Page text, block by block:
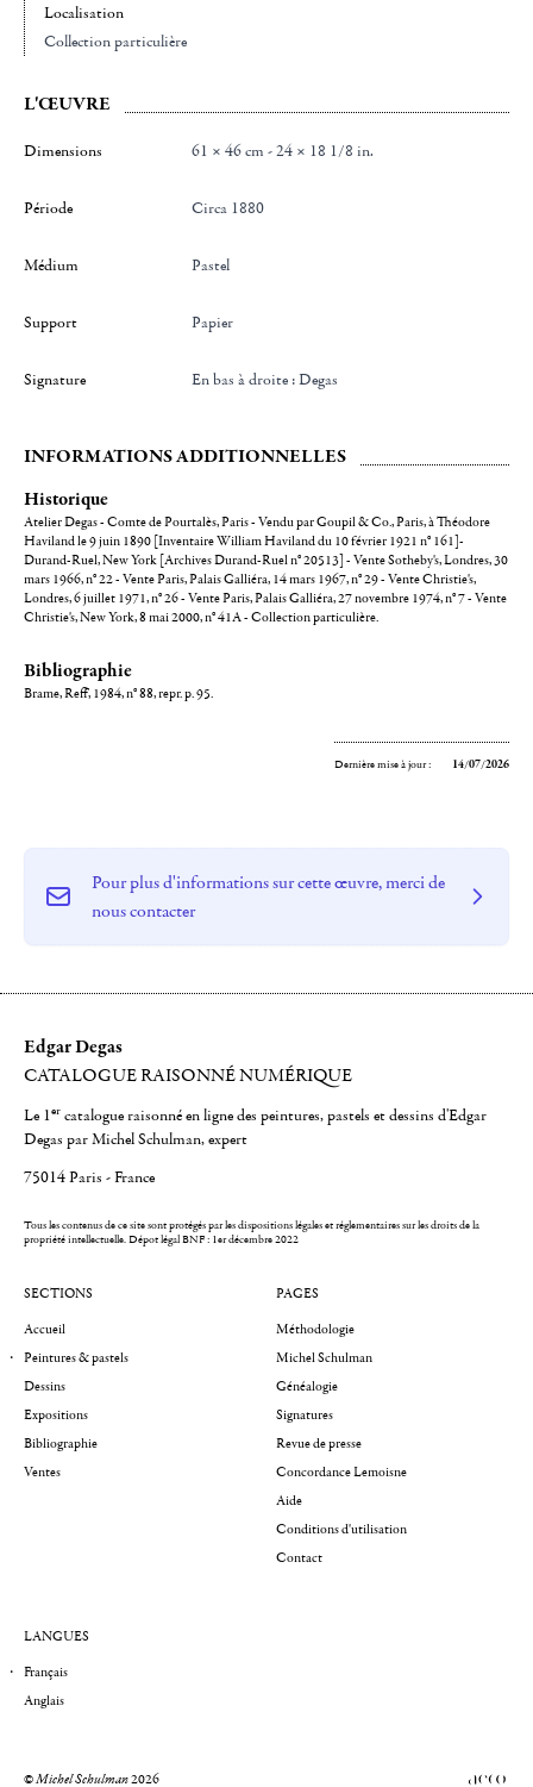
Localisation
Collection particulière
L'ŒUVRE
Dimensions 61 × 46 cm - 24 × 18 1/8 in.
Période Circa 1880
Médium Pastel
Support Papier
Signature en bas à droite : Degas
INFORMATIONS ADDITIONNELLES
Historique
Atelier Degas - Comte de Pourtalès, Paris - Vendu par Goupil & Co., Paris, à Théodore
Haviland le 9 juin 1890 [Inventaire William Haviland du 10 février 1921 n° 161]-
Durand-Ruel, New York [Archives Durand-Ruel n° 20513] - Vente Sotheby's, Londres, 30
mars 1966, n° 22 - Vente Paris, Palais Galliéra, 14 mars 1967, n° 29 - Vente Christie's,
Londres, 6 juillet 1971, n° 26 - Vente Paris, Palais Galliéra, 27 novembre 1974, n° 7 - Vente
Christie's, New York, 8 mai 2000, n° 41A - Collection particulière.
Bibliographie
Brame, Reff, 1984, n° 88, repr. p. 95.
Dernière mise à jour : 14/07/2026
Pour plus d'informations sur cette œuvre, merci de
nous contacter
Edgar Degas
CATALOGUE RAISONNÉ NUMÉRIQUE
Le 1er catalogue raisonné en ligne des peintures, pastels et dessins d'Edgar
Degas par Michel Schulman, expert
75014 Paris - France
Tous les contenus de ce site sont protégés par les dispositions légales et réglementaires sur les droits de la
propriété intellectuelle.Dépot légal BNF : 1er décembre 2022
SECTIONS
Accueil
Peintures & pastels
Dessins
Expositions
Bibliographie
Ventes
PAGES
Méthodologie
Michel Schulman
Généalogie
Signatures
Revue de presse
Concordance Lemoisne
Aide
Conditions d'utilisation
Contact
LANGUES
Français
Anglais
©Michel Schulman2026